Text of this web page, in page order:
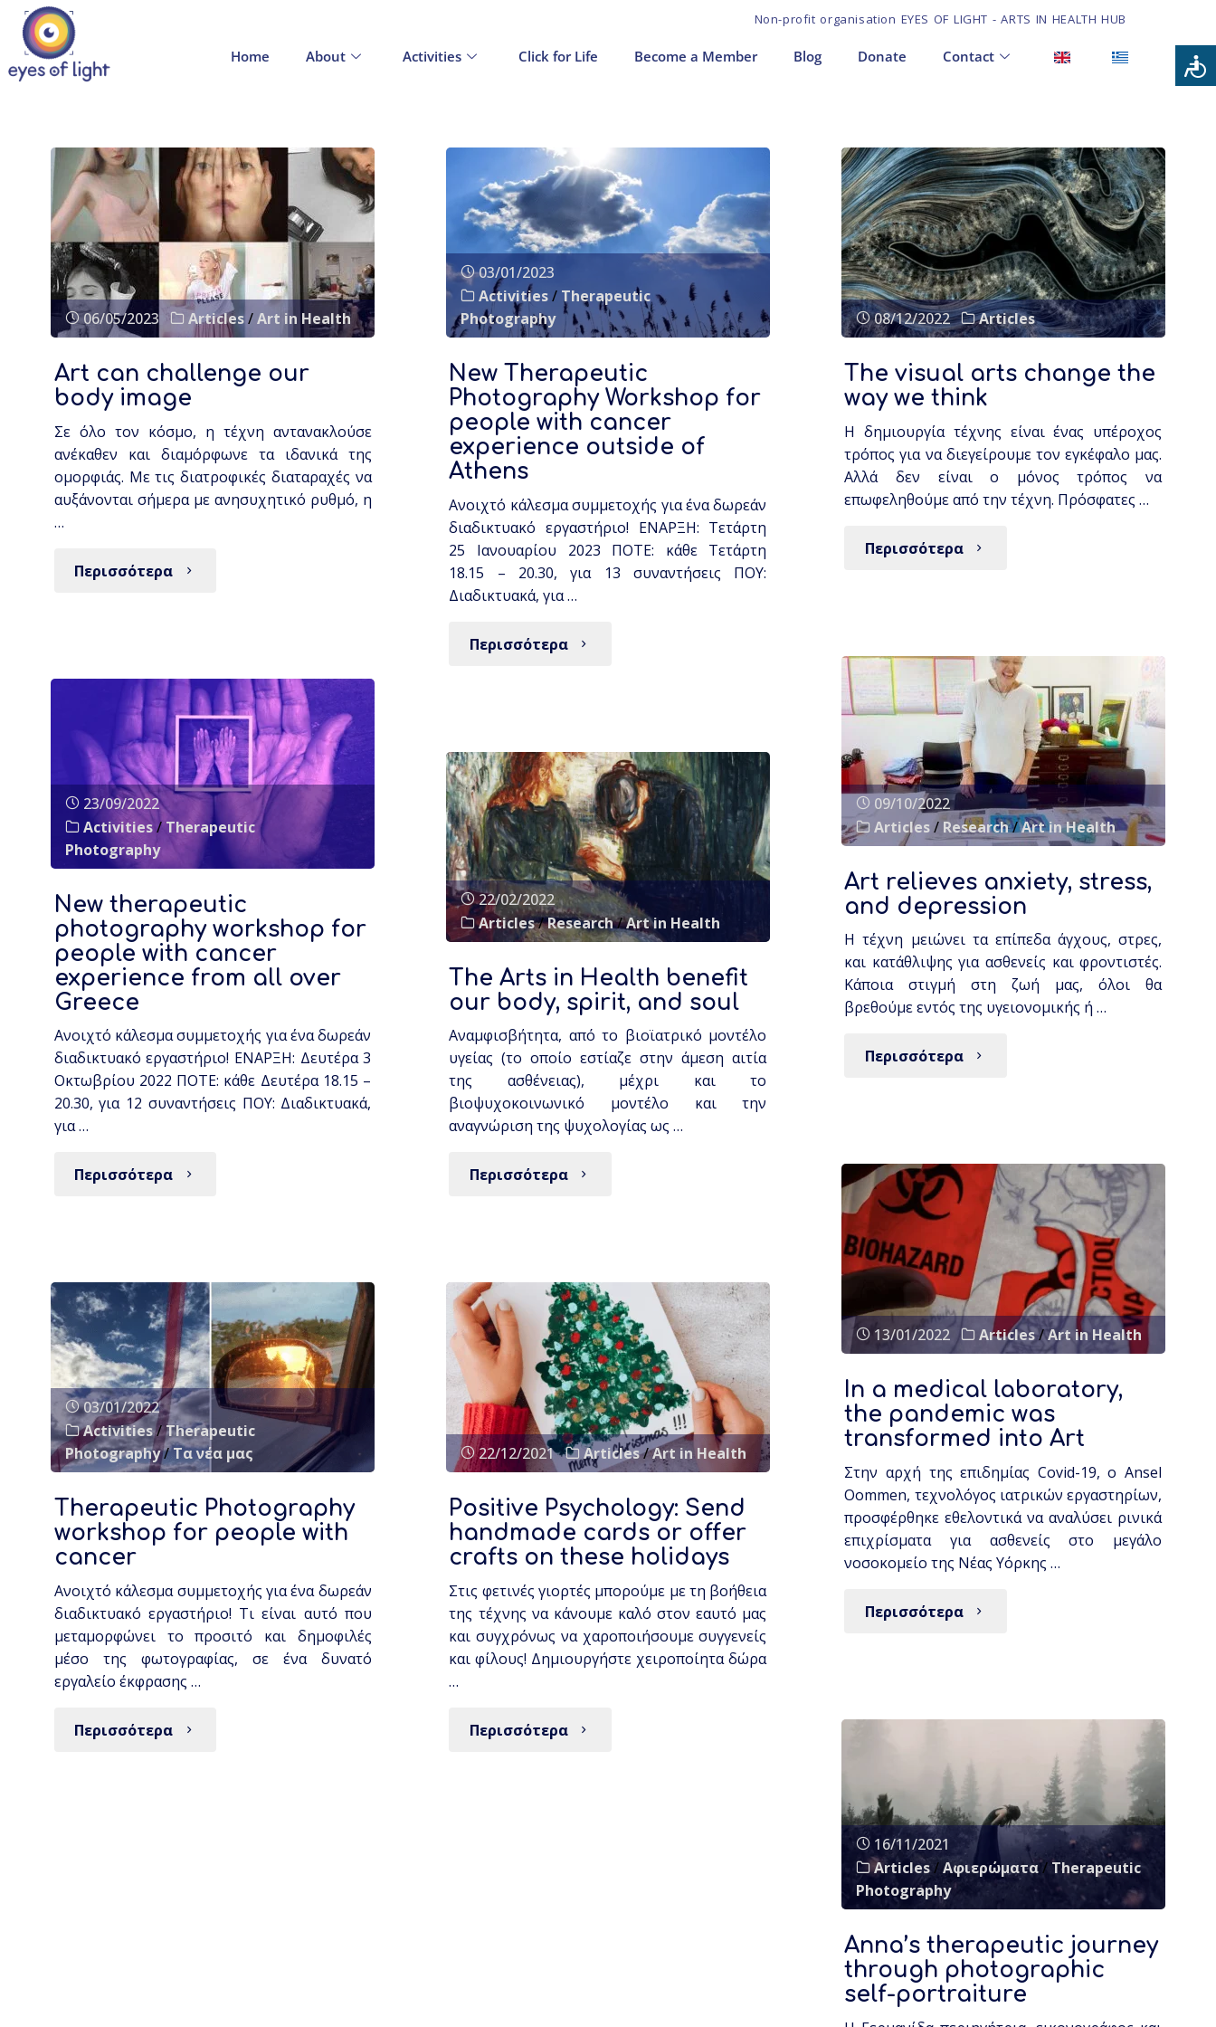
Non-profit organisation EYES OF LIGHT - ARTS IN HEALTH HUB
Home About Activities Click for Life Become a Member Blog Donate Contact
06/05/2023 Articles/Art in Health
Art can challenge our
body image
Σε όλο τον κόσμο, η τέχνη αντανακλούσε
ανέκαθεν και διαμόρφωνε τα ιδανικά της
ομορφιάς. Με τις διατροφικές διαταραχές να
αυξάνονται σήμερα με ανησυχητικό ρυθμό, η
…
Περισσότερα
03/01/2023
Activities/ Therapeutic
Photography
New Therapeutic
Photography Workshop for
people with cancer
experience outside of
Athens
Ανοιχτό κάλεσμα συμμετοχής για ένα δωρεάν
διαδικτυακό εργαστήριο! ΕΝΑΡΞΗ: Τετάρτη
25 Ιανουαρίου 2023 ΠΟΤΕ: κάθε Τετάρτη
18.15 – 20.30, για 13 συναντήσεις ΠΟΥ:
Διαδικτυακά, για …
Περισσότερα
08/12/2022 Articles
The visual arts change the
way we think
Η δημιουργία τέχνης είναι ένας υπέροχος
τρόπος για να διεγείρουμε τον εγκέφαλο μας.
Αλλά δεν είναι ο μόνος τρόπος να
επωφεληθούμε από την τέχνη. Πρόσφατες …
Περισσότερα
09/10/2022
Articles/ Research/Art in Health
Art relieves anxiety, stress,
and depression
Η τέχνη μειώνει τα επίπεδα άγχους, στρες,
και κατάθλιψης για ασθενείς και φροντιστές.
Κάποια στιγμή στη ζωή μας, όλοι θα
βρεθούμε εντός της υγειονομικής ή …
Περισσότερα
23/09/2022
Activities/Therapeutic
Photography
New therapeutic
photography workshop for
people with cancer
experience from all over
Greece
Ανοιχτό κάλεσμα συμμετοχής για ένα δωρεάν
διαδικτυακό εργαστήριο! ΕΝΑΡΞΗ: Δευτέρα 3
Οκτωβρίου 2022 ΠΟΤΕ: κάθε Δευτέρα 18.15 –
20.30, για 12 συναντήσεις ΠΟΥ: Διαδικτυακά,
για …
Περισσότερα
22/02/2022
Articles/Research/Art in Health
The Arts in Health benefit
our body, spirit, and soul
Αναμφισβήτητα, από το βιοϊατρικό μοντέλο
υγείας (το οποίο εστίαζε στην άμεση αιτία
της ασθένειας), μέχρι και το
βιοψυχοκοινωνικό μοντέλο και την
αναγνώριση της ψυχολογίας ως …
Περισσότερα
13/01/2022 Articles/Art in Health
In a medical laboratory,
the pandemic was
transformed into Art
Στην αρχή της επιδημίας Covid-19, o Ansel
Oommen, τεχνολόγος ιατρικών εργαστηρίων,
προσφέρθηκε εθελοντικά να αναλύσει ρινικά
επιχρίσματα για ασθενείς στο μεγάλο
νοσοκομείο της Νέας Υόρκης …
Περισσότερα
03/01/2022
Activities/Therapeutic
Photography/ Τα νέα μας
Therapeutic Photography
workshop for people with
cancer
Ανοιχτό κάλεσμα συμμετοχής για ένα δωρεάν
διαδικτυακό εργαστήριο! Τι είναι αυτό που
μεταμορφώνει το προσιτό και δημοφιλές
μέσο της φωτογραφίας, σε ένα δυνατό
εργαλείο έκφρασης …
Περισσότερα
22/12/2021 Articles/Art in Health
Positive Psychology: Send
handmade cards or offer
crafts on these holidays
Στις φετινές γιορτές μπορούμε με τη βοήθεια
της τέχνης να κάνουμε καλό στον εαυτό μας
και συγχρόνως να χαροποιήσουμε συγγενείς
και φίλους! Δημιουργήστε χειροποίητα δώρα
…
Περισσότερα
16/11/2021
Articles/Αφιερώματα/ Therapeutic
Photography
Anna’s therapeutic journey
through photographic
self-portraiture